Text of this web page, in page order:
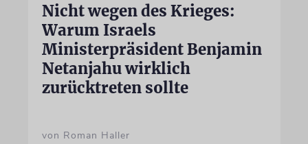
Nicht wegen des Krieges:
Warum Israels
Ministerpräsident Benjamin
Netanjahu wirklich
zurücktreten sollte
von Roman Haller